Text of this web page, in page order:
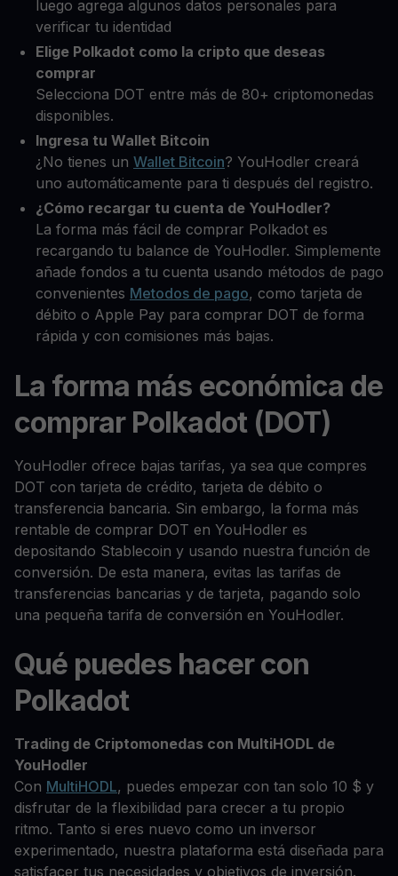
luego agrega algunos datos personales para
verificar tu identidad
Elige Polkadot como la cripto que deseas
comprar
Selecciona DOT entre más de 80+ criptomonedas
disponibles.
Ingresa tu Wallet Bitcoin
¿No tienes un Wallet Bitcoin? YouHodler creará
uno automáticamente para ti después del registro.
¿Cómo recargar tu cuenta de YouHodler?
La forma más fácil de comprar Polkadot es
recargando tu balance de YouHodler. Simplemente
añade fondos a tu cuenta usando métodos de pago
convenientes Metodos de pago, como tarjeta de
débito o Apple Pay para comprar DOT de forma
rápida y con comisiones más bajas.
La forma más económica de
comprar Polkadot (DOT)
YouHodler ofrece bajas tarifas, ya sea que compres
DOT con tarjeta de crédito, tarjeta de débito o
transferencia bancaria. Sin embargo, la forma más
rentable de comprar DOT en YouHodler es
depositando Stablecoin y usando nuestra función de
conversión. De esta manera, evitas las tarifas de
transferencias bancarias y de tarjeta, pagando solo
una pequeña tarifa de conversión en YouHodler.
Qué puedes hacer con
Polkadot
Trading de Criptomonedas con MultiHODL de
YouHodler
Con MultiHODL, puedes empezar con tan solo 10 $ y
disfrutar de la flexibilidad para crecer a tu propio
ritmo. Tanto si eres nuevo como un inversor
experimentado, nuestra plataforma está diseñada para
satisfacer tus necesidades y objetivos de inversión.